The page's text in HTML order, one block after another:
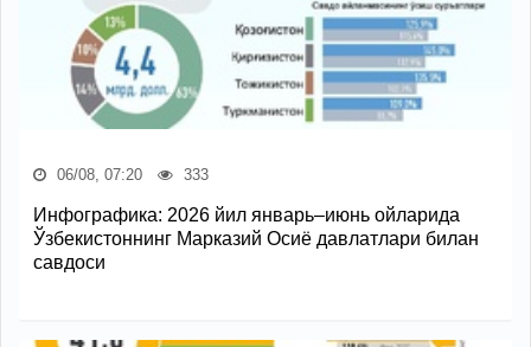
06/08, 07:20 333
Инфографика: 2026 йил январь–июнь ойларида
Ўзбекистоннинг Марказий Осиё давлатлари билан
савдоси